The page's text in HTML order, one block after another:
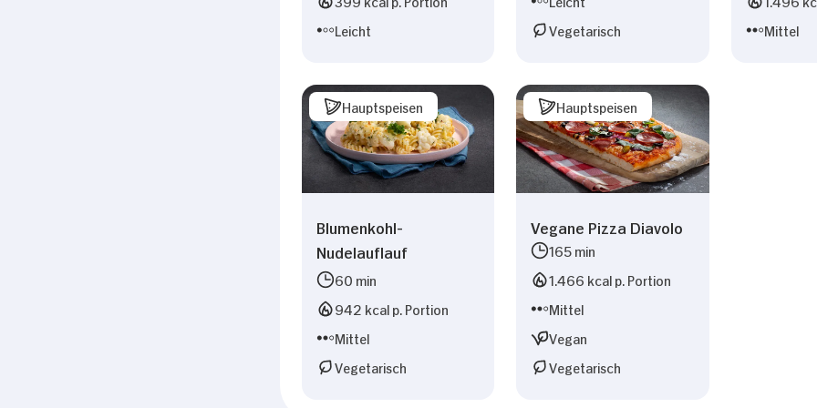
Leicht
Vegetarisch
Mittel
Hauptspeisen
Blumenkohl-
Nudelauflauf
60 min
942 kcal p. Portion
Mittel
Vegetarisch
Hauptspeisen
Vegane Pizza Diavolo
165 min
1.466 kcal p. Portion
Mittel
Vegan
Vegetarisch